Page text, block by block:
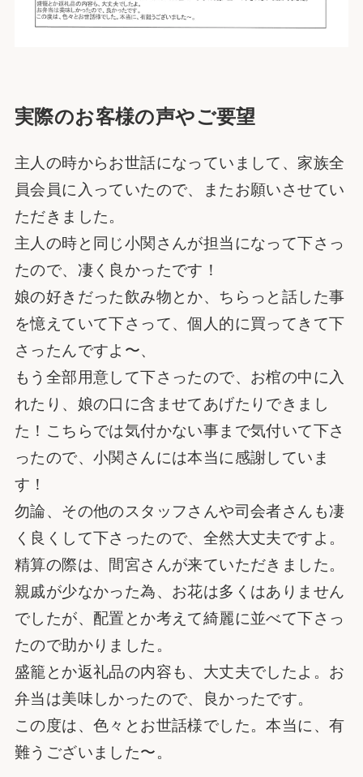
実際のお客様の声やご要望
主人の時からお世話になっていまして、家族全
員会員に入っていたので、またお願いさせてい
ただきました。
主人の時と同じ小関さんが担当になって下さっ
たので、凄く良かったです！
娘の好きだった飲み物とか、ちらっと話した事
を憶えていて下さって、個人的に買ってきて下
さったんですよ〜、
もう全部用意して下さったので、お棺の中に入
れたり、娘の口に含ませてあげたりできまし
た！こちらでは気付かない事まで気付いて下さ
ったので、小関さんには本当に感謝していま
す！
勿論、その他のスタッフさんや司会者さんも凄
く良くして下さったので、全然大丈夫ですよ。
精算の際は、間宮さんが来ていただきました。
親戚が少なかった為、お花は多くはありません
でしたが、配置とか考えて綺麗に並べて下さっ
たので助かりました。
盛籠とか返礼品の内容も、大丈夫でしたよ。お
弁当は美味しかったので、良かったです。
この度は、色々とお世話様でした。本当に、有
難うございました〜。